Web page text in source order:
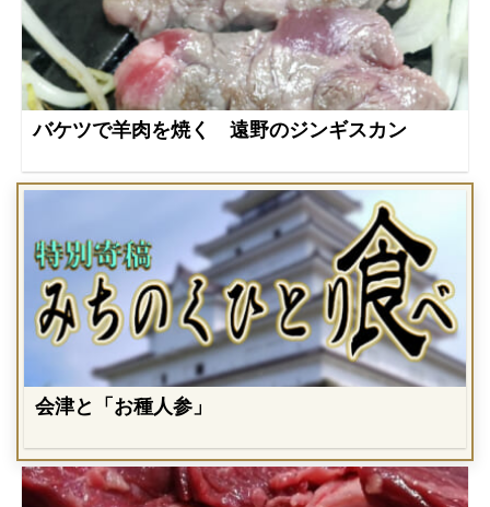
バケツで羊肉を焼く 遠野のジンギスカン
会津と「お種人参」